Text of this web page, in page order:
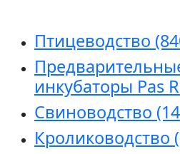
Птицеводство
инкубаторы Pas
Свиноводство
Кролиководство